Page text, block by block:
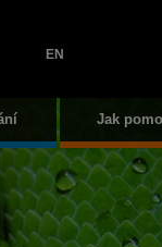
EN
Jak